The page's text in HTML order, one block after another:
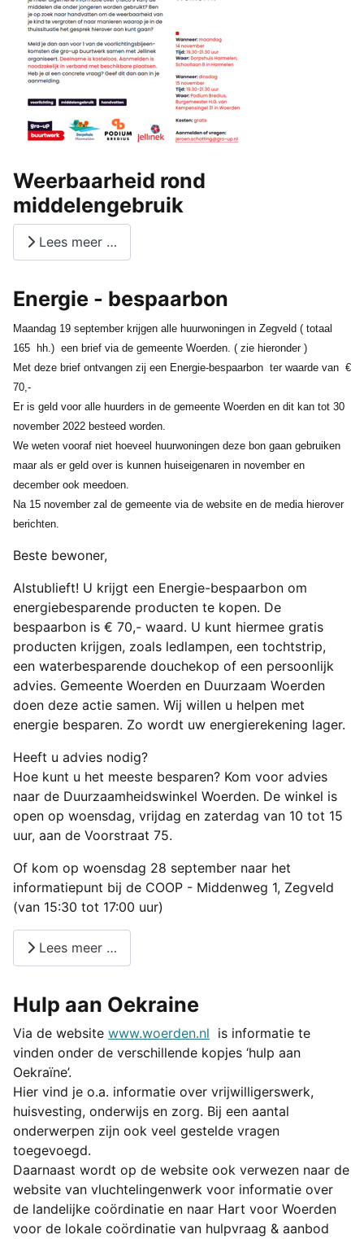
Weerbaarheid rond
middelengebruik
Lees meer …
Energie - bespaarbon
Maandag 19 september krijgen alle huurwoningen in Zegveld ( totaal
165 hh.) een brief via de gemeente Woerden. ( zie hieronder )
Met deze brief ontvangen zij een Energie-bespaarbon ter waarde van €
70,-
Er is geld voor alle huurders in de gemeente Woerden en dit kan tot 30
november 2022 besteed worden.
We weten vooraf niet hoeveel huurwoningen deze bon gaan gebruiken
maar als er geld over is kunnen huiseigenaren in november en
december ook meedoen.
Na 15 november zal de gemeente via de website en de media hierover
berichten.
Beste bewoner,
Alstublieft! U krijgt een Energie-bespaarbon om
energiebesparende producten te kopen. De
bespaarbon is € 70,- waard. U kunt hiermee gratis
producten krijgen, zoals ledlampen, een tochtstrip,
een waterbesparende douchekop of een persoonlijk
advies. Gemeente Woerden en Duurzaam Woerden
doen deze actie samen. Wij willen u helpen met
energie besparen. Zo wordt uw energierekening lager.
Heeft u advies nodig?
Hoe kunt u het meeste besparen? Kom voor advies
naar de Duurzaamheidswinkel Woerden. De winkel is
open op woensdag, vrijdag en zaterdag van 10 tot 15
uur, aan de Voorstraat 75.
Of kom op woensdag 28 september naar het
informatiepunt bij de COOP - Middenweg 1, Zegveld
(van 15:30 tot 17:00 uur)
Lees meer …
Hulp aan Oekraine
Via de website www.woerden.nl is informatie te
vinden onder de verschillende kopjes ‘hulp aan
Oekraïne’.
Hier vind je o.a. informatie over vrijwilligerswerk,
huisvesting, onderwijs en zorg. Bij een aantal
onderwerpen zijn ook veel gestelde vragen
toegevoegd.
Daarnaast wordt op de website ook verwezen naar de
website van vluchtelingenwerk voor informatie over
de landelijke coördinatie en naar Hart voor Woerden
voor de lokale coördinatie van hulpvraag & aanbod